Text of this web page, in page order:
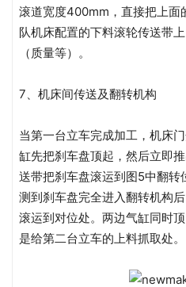
滚道宽度400mm，直接把上面
队机床配置的下料滚轮传送带
（质量等）。
7、机床间传送及翻转机构
当第一台立车完成加工，机床
缸先把刹车盘顶起，然后立即
送带把刹车盘滚运到图5中翻
测到刹车盘完全进入翻转机构
滚运到对位处。两边气缸同时
是给第二台立车的上料抓取处。